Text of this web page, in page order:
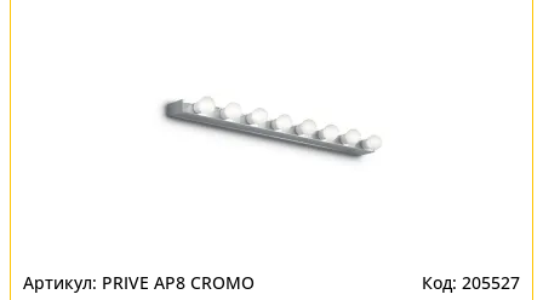
PRIVE AP8 CROMO 205527